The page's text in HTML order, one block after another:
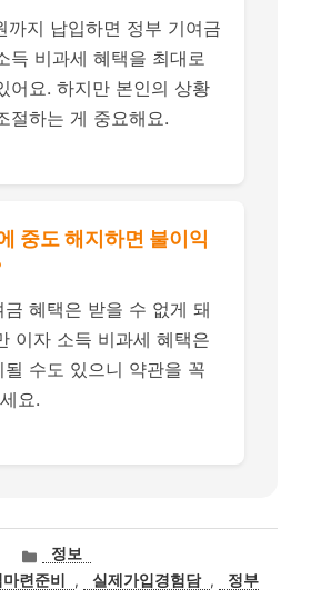
까지 납입하면 정부 기여금
득 비과세 혜택을 최대로
어요. 하지만 본인의 상황
절하는 게 중요해요.
중도 해지하면 불이익
금 혜택은 받을 수 없게 돼
이자 소득 비과세 혜택은
될 수도 있으니 약관을 꼭
요.
카
테
고
정보
련준비 , 실제가입경험담 ,
정부